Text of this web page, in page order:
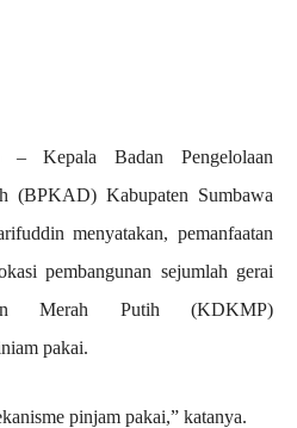
Kepala Badan Pengelolaan
(BPKAD) Kabupaten Sumbawa
menyatakan, pemanfaatan
pembangunan sejumlah gerai
Merah Putih (KDKMP)
pakai.
pinjam pakai,” katanya.